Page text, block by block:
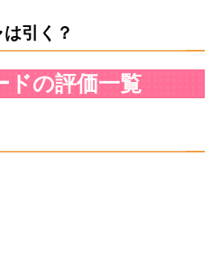
引く？
ドの評価一覧